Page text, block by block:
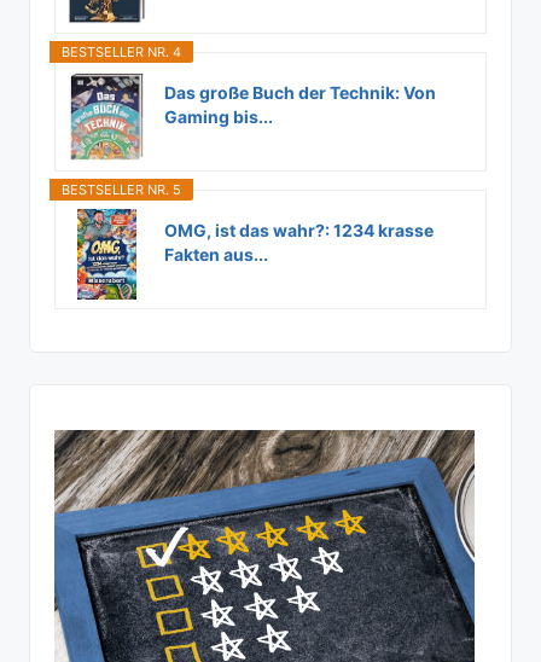
BESTSELLER NR. 4
Das große Buch der Technik: Von
Gaming bis...
BESTSELLER NR. 5
OMG, ist das wahr?: 1234 krasse
Fakten aus...